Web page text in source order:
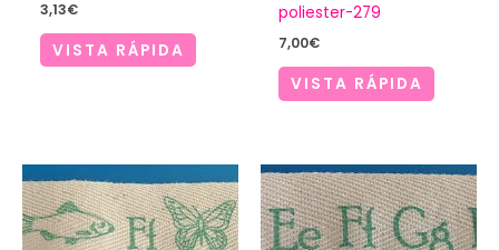
3,13€
VISTA RÁPIDA
poliester-279
7,00€
VISTA RÁPIDA